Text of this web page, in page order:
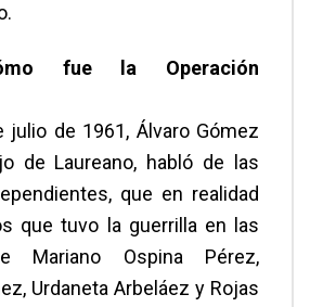
fue la Operación
julio de 1961, Álvaro Gómez
de Laureano, habló de las
que en realidad
que tuvo la guerrilla en las
Mariano Ospina Pérez,
Urdaneta Arbeláez y Rojas